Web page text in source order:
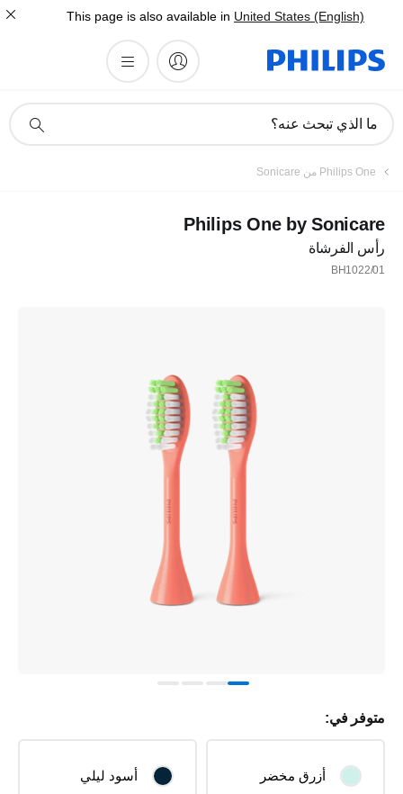
This page is also available in United States (English)
دعم
ما الذي تبحث عنه؟
Philips One من Sonicare
Philips One by Sonicare
رأس الفرشاة
BH1022/01
متوفر في:
أزرق مخضر أسود ليلي